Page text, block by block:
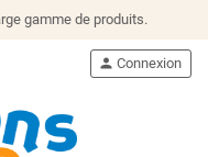
gamme de produits.
person Connexion